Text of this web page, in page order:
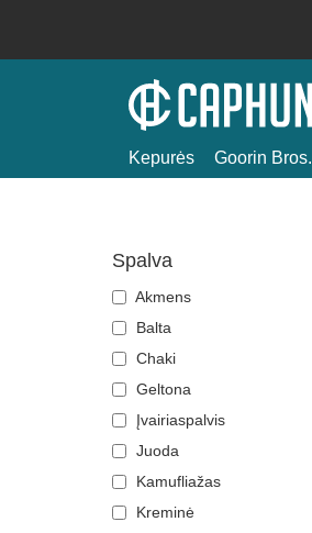
Kepurės Goorin Bros.
Spalva
Akmens
Balta
Chaki
Geltona
Įvairiaspalvis
Juoda
Kamufliažas
Kreminė